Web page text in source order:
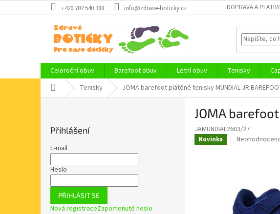
na
+420 702 540 388 info@zdrave-boticky.cz DOPRAVA A PLATBY
Celoroční obuv Barefoot obuv Letní obuv Tenisky
Domů Tenisky JOMA barefoot plátěné tenisky MUNDIAL JR
Přihlášení
E-mail
Heslo
PŘIHLÁSIT SE
Nová registraceZapomenuté heslo
JOMA
JAMUNDIAL2603/27
Novinka
Průměrné
5
hvězdiček.